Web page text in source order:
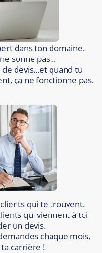
dans ton domaine.
sonne pas...
devis...et quand tu
ça ne fonctionne pas.
qui te trouvent.
qui viennent à toi
un devis.
chaque mois,
ta carrière !